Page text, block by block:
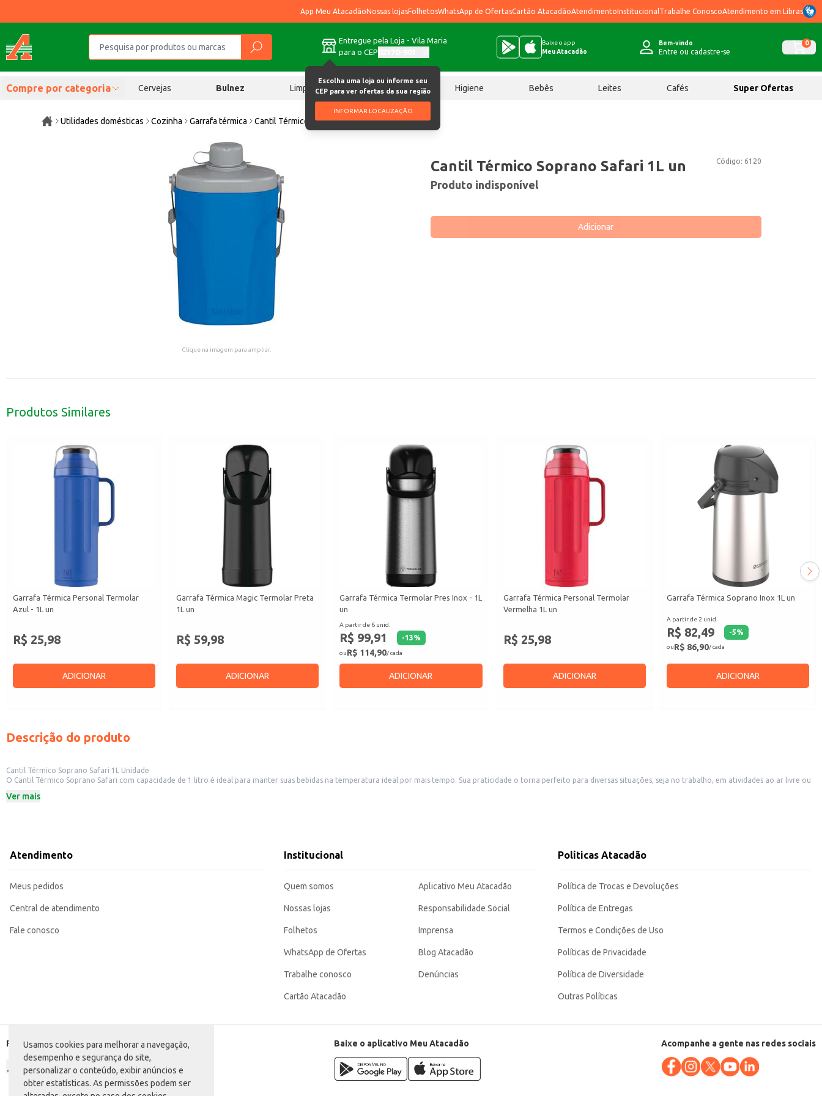
Usamos cookies para melhorar a navegação,
desempenho e segurança do site,
personalizar o conteúdo, exibir anúncios e
obter estatísticas. As permissões podem ser
App Meu AtacadãoNossas lojasFolhetosWhatsApp de OfertasCartão AtacadãoAtendimentoInstitucional Trabalhe ConoscoAtendimento em Libras
Entregue pela Loja - Vila Maria
para o CEP
Escolha uma loja ou informe seu
CEP para ver ofertas da sua região
INFORMAR LOCALIZAÇÃO
Baixe o app
Meu Atacadão
Bem-vindo
Entre ou cadastre-se
0
Compre por categoria Cervejas Bulnez Limpeza Chocolates Higiene Bebês Leites Cafés Super Ofertas
Utilidades domésticas Cozinha Garrafa térmica Cantil Térmico Soprano Safari 1L un
Clique na imagem para ampliar.
Código: 6120
Cantil Térmico Soprano Safari 1L un
Produto indisponível
Adicionar
Produtos Similares
Garrafa Térmica Personal Termolar
Azul - 1L un
R$ 25,98
ADICIONAR
Garrafa Térmica Magic Termolar Preta
1L un
R$ 59,98
ADICIONAR
Garrafa Térmica Termolar Pres Inox - 1L
un
A partir de 6 unid.
R$ 99,91 -13%
ouR$ 114,90/ cada
ADICIONAR
Garrafa Térmica Personal Termolar
Vermelha 1L un
R$ 25,98
ADICIONAR
Garrafa Térmica Soprano Inox 1L un
A partir de 2 unid.
R$ 82,49 -5%
ouR$ 86,90/ cada
ADICIONAR
Descrição do produto
Cantil Térmico Soprano Safari 1L Unidade
O Cantil Térmico Soprano Safari com capacidade de 1 litro é ideal para manter suas bebidas na temperatura ideal por mais tempo. Sua praticidade o torna perfeito para diversas situações, seja no trabalho, em atividades ao ar livre ou
Marca: Soprano
O Cantil Térmico Soprano Safari oferece praticidade e conservação de temperatura, sendo uma opção eficiente e versátil para o seu dia a dia.
Ver mais
Atendimento
Meus pedidos
Central de atendimento
Fale conosco
Institucional
Quem somos
Nossas lojas
Folhetos
WhatsApp de Ofertas
Trabalhe conosco
Cartão Atacadão
Aplicativo Meu Atacadão
Responsabilidade Social
Imprensa
Blog Atacadão
Denúncias
Políticas Atacadão
Política de Trocas e Devoluções
Política de Entregas
Termos e Condições de Uso
Políticas de Privacidade
Política de Diversidade
Outras Políticas
Formas de pagamento Baixe o aplicativo Meu Atacadão Acompanhe a gente nas redes sociais